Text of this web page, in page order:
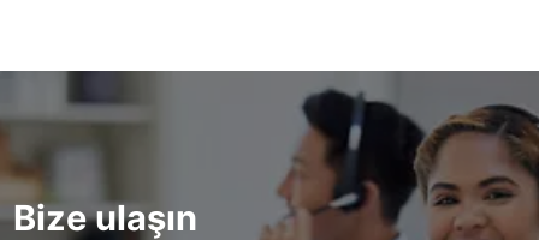
Bize ulaşın